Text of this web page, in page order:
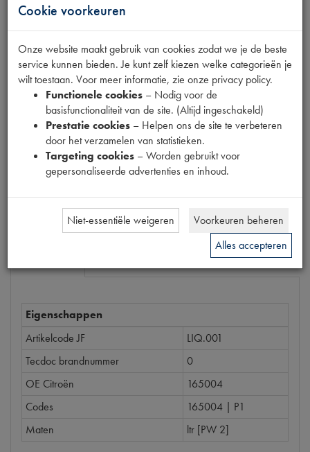
REMVLOEISTOF
SILICONEN DOT5
Productnummer
6910003
61,63 (€50, 93 excl. btw)
Eigenschappen
Artikelcode JF
LIQ.001
Tecdoc brandnummer
0
OE Citroën
165004
Codes
165004 | P1
Maten
ltr [PW 2]
Cookie voorkeuren
Onze website maakt gebruik van cookies zodat we je de beste
service kunnen bieden. Je kunt zelf kiezen welke categorieën je
wilt toestaan. Voor meer informatie, zie onze privacy policy.
Functionele cookies – Nodig voor de
basisfunctionaliteit van de site. (Altijd ingeschakeld)
Prestatie cookies – Helpen ons de site te verbeteren
door het verzamelen van statistieken.
Targeting cookies – Worden gebruikt voor
gepersonaliseerde advertenties en inhoud.
Niet-essentiële weigeren
Voorkeuren beheren
Alles accepteren